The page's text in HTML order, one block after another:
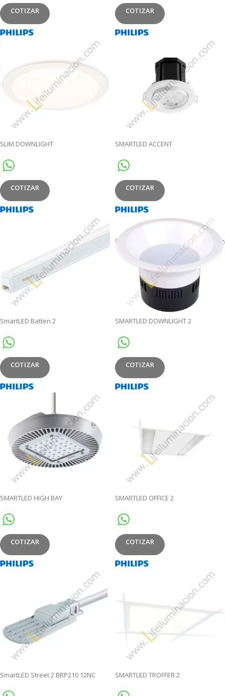
COTIZAR COTIZAR
SLIM DOWNLIGHT
COTIZAR
SMARTLED ACCENT
COTIZAR
SmartLED Batten 2
COTIZAR
SMARTLED DOWNLIGHT 2
COTIZAR
SMARTLED HIGH BAY
COTIZAR
SMARTLED OFFICE 2
COTIZAR
SmartLED Street 2 BRP210 12NC SMARTLED TROFFER 2